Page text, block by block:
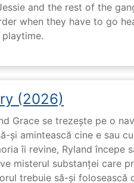
and the rest of the
when they have to go
(2026)
Grace se trezește pe o
și amintească cine e sau
îi revine, Ryland începe
misterul substanței care
trebuie să-și folosească